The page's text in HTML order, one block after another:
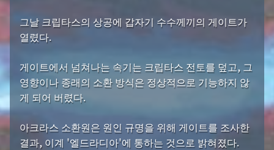
그날 크립타스의 상공에 갑자기 수수께끼의 게이트가
열렸다.
게이트에서 넘쳐나는 속기는 크립타스 전토를 덮고, 그
영향이나 종래의 소환 방식은 정상적으로 기능하지 않
게 되어 버렸다.
아크라스 소환원은 원인 규명을 위해 게이트를 조사한
결과, 이계 '엘드라디아'에 통하는 것으로 밝혀졌다.